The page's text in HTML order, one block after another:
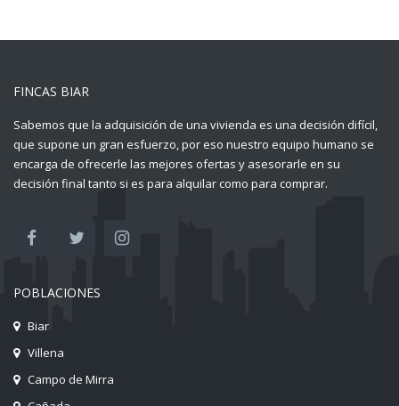
FINCAS BIAR
Sabemos que la adquisición de una vivienda es una decisión difícil,
que supone un gran esfuerzo, por eso nuestro equipo humano se
encarga de ofrecerle las mejores ofertas y asesorarle en su
decisión final tanto si es para alquilar como para comprar.
POBLACIONES
Biar
Villena
Campo de Mirra